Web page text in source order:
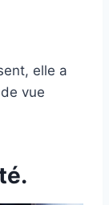
elle a
vue